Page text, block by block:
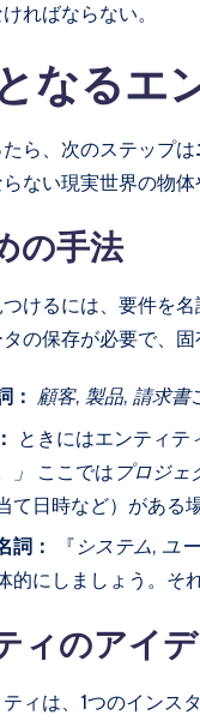
ればならない。
なるエ
ら、次のステップは
ない現実世界の物
の手法
けるには、要件を
の保存が必要で、
： 顧客, 製品, 請求書
ときにはエンティテ
」
ここでは プロジェ
て日時など）がある
詞：
『 システム, ユ
的にしましょう。そ
ィのアイ
ィは、1つのインス